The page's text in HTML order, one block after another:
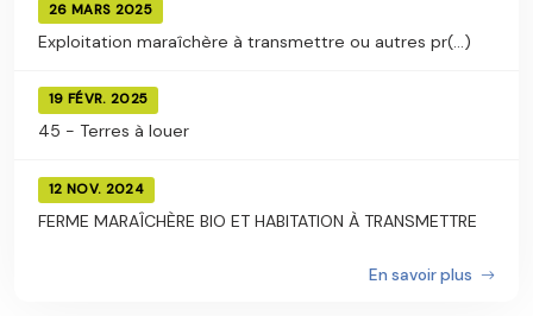
26 MARS 2025
Exploitation maraîchère à transmettre ou autres pr(...)
19 FÉVR. 2025
45 - Terres à louer
12 NOV. 2024
FERME MARAÎCHÈRE BIO ET HABITATION À TRANSMETTRE
En savoir plus